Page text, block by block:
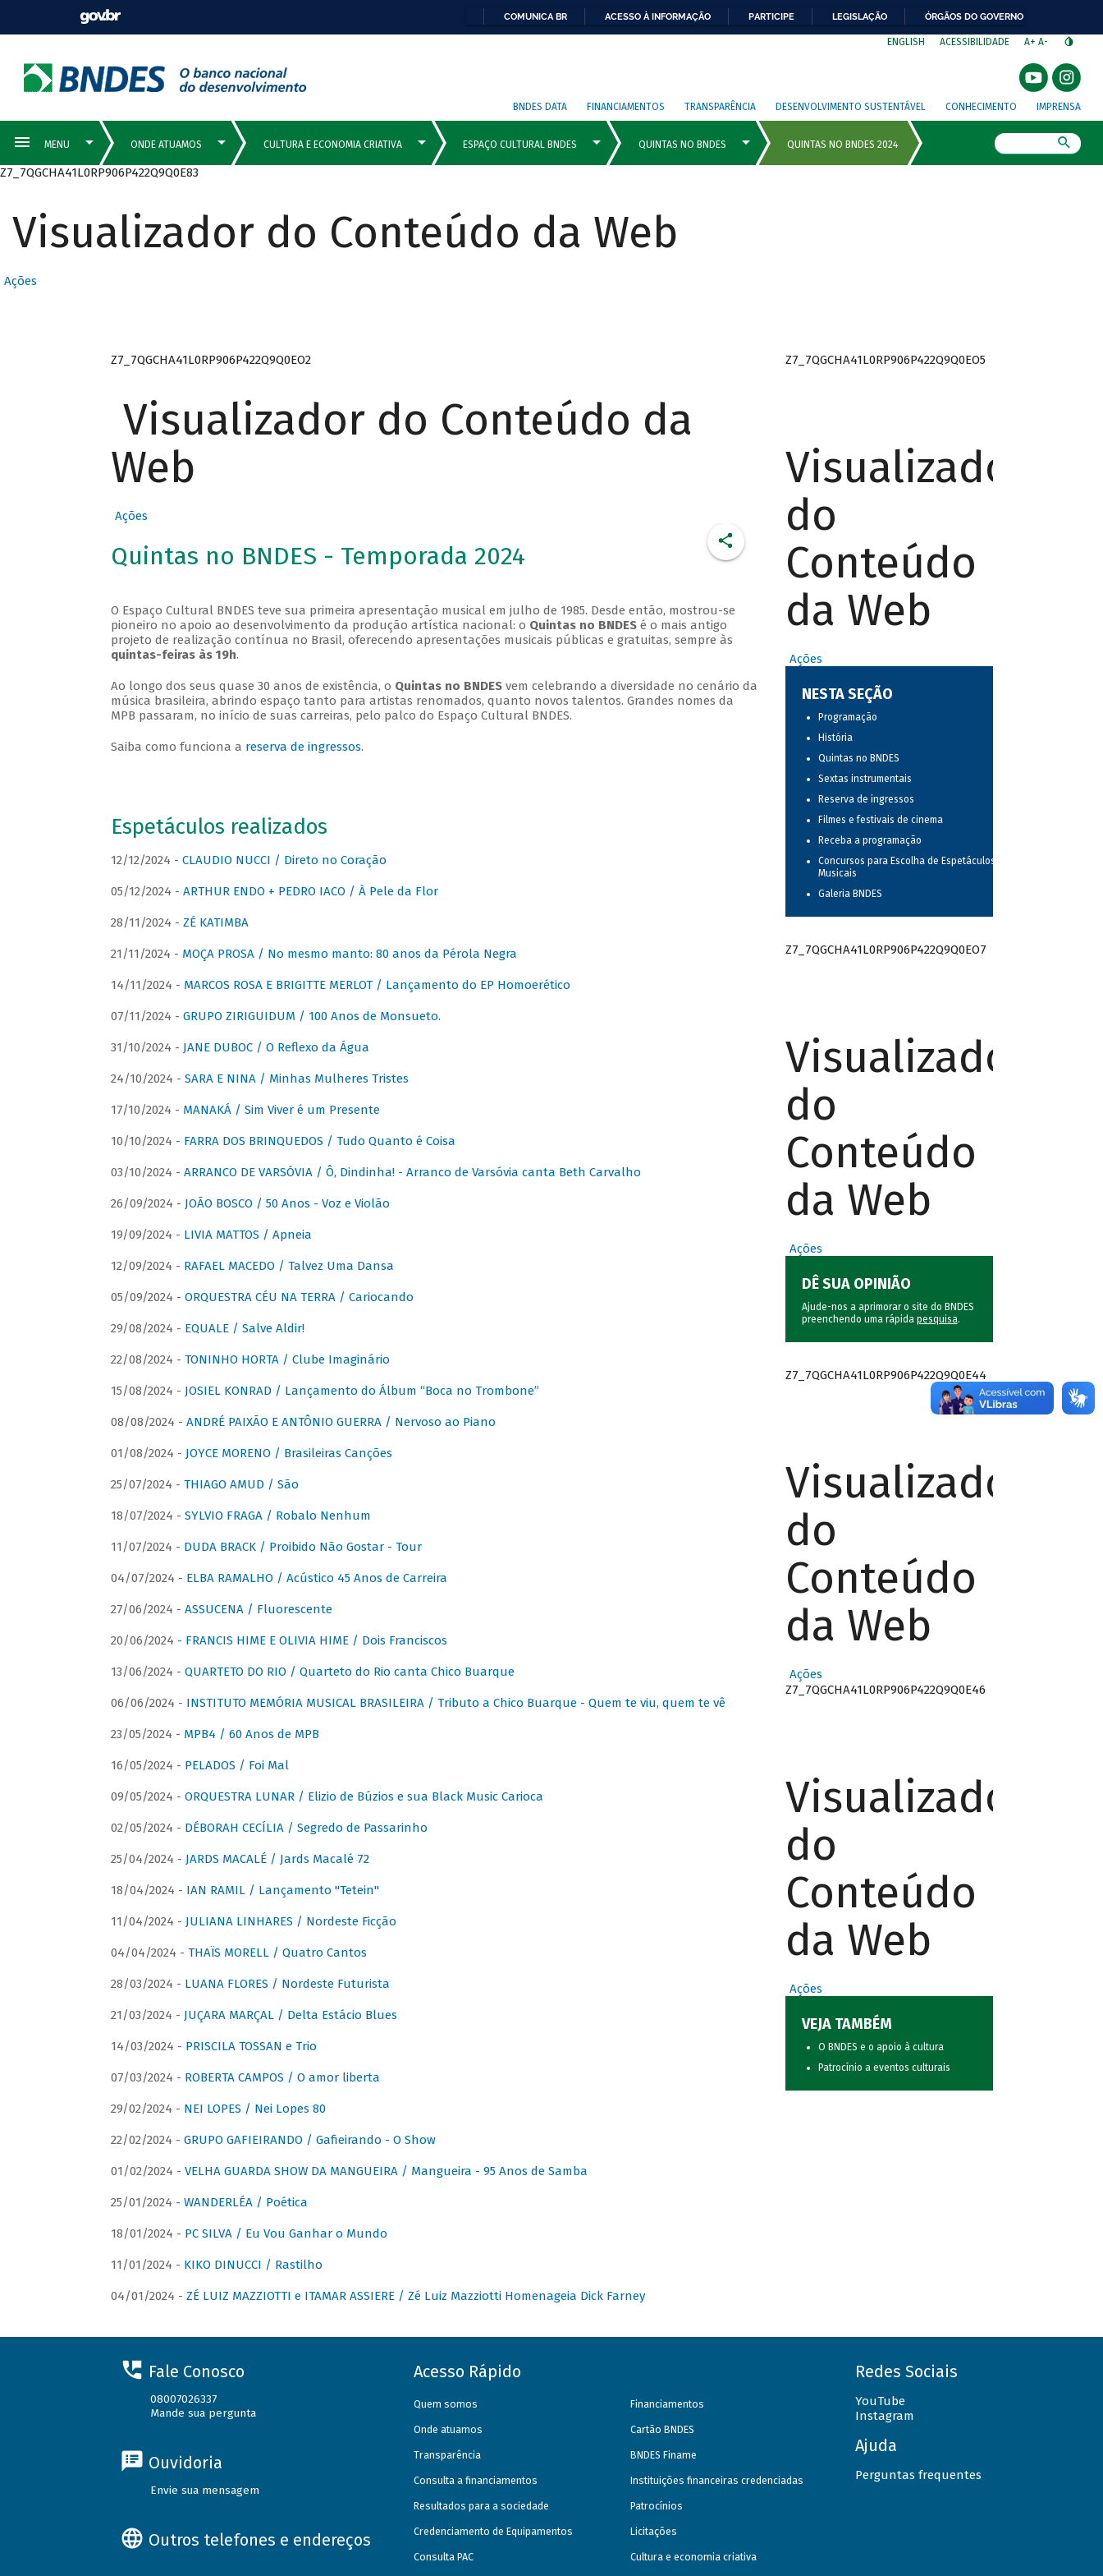
COMUNICA BR ACESSO À INFORMAÇÃO PARTICIPE LEGISLAÇÃO ÓRGÃOS DO GOVERNO
ENGLISH ACESSIBILIDADE A+ A-
BNDES DATA FINANCIAMENTOS TRANSPARÊNCIA DESENVOLVIMENTO SUSTENTÁVEL CONHECIMENTO IMPRENSA
Z7_7QGCHA41L0RP906P422Q9Q0E83
Visualizador do Conteúdo da Web
Ações
Z7_7QGCHA41L0RP906P422Q9Q0EO2
Visualizador do Conteúdo da
Web
Ações
Quintas no BNDES - Temporada 2024
O Espaço Cultural BNDES teve sua primeira apresentação musical em julho de 1985. Desde então, mostrou-se
pioneiro no apoio ao desenvolvimento da produção artística nacional: o Quintas no BNDESé o mais antigo
projeto de realização contínua no Brasil, oferecendo apresentações musicais públicas e gratuitas, sempre às
quintas-feiras às 19h.
Ao longo dos seus quase 30 anos de existência, o Quintas no BNDESvem celebrando a diversidade no cenário da
música brasileira, abrindo espaço tanto para artistas renomados, quanto novos talentos. Grandes nomes da
MPB passaram, no início de suas carreiras, pelo palco do Espaço Cultural BNDES.
Saiba como funciona a reserva de ingressos.
Espetáculos realizados
12/12/2024 - CLAUDIO NUCCI / Direto no Coração
05/12/2024 - ARTHUR ENDO + PEDRO IACO / À Pele da Flor
28/11/2024 - ZÉ KATIMBA
21/11/2024 - MOÇA PROSA / No mesmo manto: 80 anos da Pérola Negra
14/11/2024 - MARCOS ROSA E BRIGITTE MERLOT / Lançamento do EP Homoerético
07/11/2024 - GRUPO ZIRIGUIDUM / 100 Anos de Monsueto.
31/10/2024 - JANE DUBOC / O Reflexo da Água
24/10/2024 - SARA E NINA / Minhas Mulheres Tristes
17/10/2024 - MANAKÁ / Sim Viver é um Presente
10/10/2024 - FARRA DOS BRINQUEDOS / Tudo Quanto é Coisa
03/10/2024 - ARRANCO DE VARSÓVIA / Ô, Dindinha! - Arranco de Varsóvia canta Beth Carvalho
26/09/2024 - JOÃO BOSCO / 50 Anos - Voz e Violão
19/09/2024 - LIVIA MATTOS / Apneia
12/09/2024 - RAFAEL MACEDO / Talvez Uma Dansa
05/09/2024 - ORQUESTRA CÉU NA TERRA / Cariocando
29/08/2024 - EQUALE / Salve Aldir!
22/08/2024 - TONINHO HORTA / Clube Imaginário
15/08/2024 - JOSIEL KONRAD / Lançamento do Álbum “Boca no Trombone”
08/08/2024 - ANDRÉ PAIXÃO E ANTÔNIO GUERRA / Nervoso ao Piano
01/08/2024 - JOYCE MORENO / Brasileiras Canções
25/07/2024 - THIAGO AMUD / São
18/07/2024 - SYLVIO FRAGA / Robalo Nenhum
11/07/2024 - DUDA BRACK / Proibido Não Gostar - Tour
04/07/2024 - ELBA RAMALHO / Acústico 45 Anos de Carreira
27/06/2024 - ASSUCENA / Fluorescente
20/06/2024 - FRANCIS HIME E OLIVIA HIME / Dois Franciscos
13/06/2024 - QUARTETO DO RIO / Quarteto do Rio canta Chico Buarque
06/06/2024 - INSTITUTO MEMÓRIA MUSICAL BRASILEIRA / Tributo a Chico Buarque - Quem te viu, quem te vê
23/05/2024 - MPB4 / 60 Anos de MPB
16/05/2024 - PELADOS / Foi Mal
09/05/2024 - ORQUESTRA LUNAR / Elizio de Búzios e sua Black Music Carioca
02/05/2024 - DÉBORAH CECÍLIA / Segredo de Passarinho
25/04/2024 - JARDS MACALÉ / Jards Macalé 72
18/04/2024 - IAN RAMIL / Lançamento "Tetein"
11/04/2024 - JULIANA LINHARES / Nordeste Ficção
04/04/2024 - THAÏS MORELL / Quatro Cantos
28/03/2024 - LUANA FLORES / Nordeste Futurista
21/03/2024 - JUÇARA MARÇAL / Delta Estácio Blues
14/03/2024 - PRISCILA TOSSAN e Trio
07/03/2024 - ROBERTA CAMPOS / O amor liberta
29/02/2024 - NEI LOPES / Nei Lopes 80
22/02/2024 - GRUPO GAFIEIRANDO / Gafieirando - O Show
01/02/2024 - VELHA GUARDA SHOW DA MANGUEIRA / Mangueira - 95 Anos de Samba
25/01/2024 - WANDERLÉA / Poética
18/01/2024 - PC SILVA / Eu Vou Ganhar o Mundo
11/01/2024 - KIKO DINUCCI / Rastilho
04/01/2024 - ZÉ LUIZ MAZZIOTTI e ITAMAR ASSIERE / Zé Luiz Mazziotti Homenageia Dick Farney
Z7_7QGCHA41L0RP906P422Q9Q0EO5
Visualizador
do
Conteúdo
da Web
Ações
NESTA SEÇÃO
Programação
História
Quintas no BNDES
Sextas instrumentais
Reserva de ingressos
Filmes e festivais de cinema
Receba a programação
Concursos para Escolha de Espetáculos
Musicais
Galeria BNDES
Z7_7QGCHA41L0RP906P422Q9Q0EO7
Visualizador
do
Conteúdo
da Web
Ações
DÊ SUA OPINIÃO
Ajude-nos a aprimorar o site do BNDES
preenchendo uma rápida pesquisa.
Z7_7QGCHA41L0RP906P422Q9Q0E44
Visualizador
do
Conteúdo
da Web
Ações
Z7_7QGCHA41L0RP906P422Q9Q0E46
Visualizador
do
Conteúdo
da Web
Ações
VEJA TAMBÉM
O BNDES e o apoio à cultura
Patrocínio a eventos culturais
Fale Conosco
08007026337
Mande sua pergunta
Ouvidoria
Envie sua mensagem
Outros telefones e endereços
Acesso Rápido
Quem somos
Onde atuamos
Transparência
Consulta a financiamentos
Resultados para a sociedade
Credenciamento de Equipamentos
Consulta PAC
Financiamentos
Cartão BNDES
BNDES Finame
Instituições financeiras credenciadas
Patrocínios
Licitações
Cultura e economia criativa
Redes Sociais
YouTube
Instagram
Ajuda
Perguntas frequentes